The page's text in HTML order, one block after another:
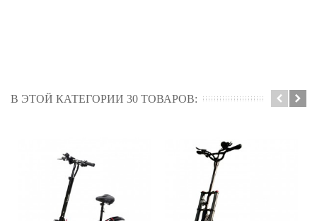
В ЭТОЙ КАТЕГОРИИ 30 ТОВАРОВ: